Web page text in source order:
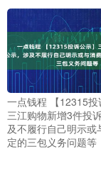
一点钱程 【12315投
三江购物新增3件投
及不履行自己明示或
定的三包义务问题等